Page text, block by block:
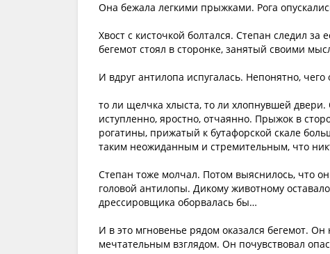
Она бежала легкими прыжками. Рога
Хвост с кисточкой болтался. Степан следил
бегемот стоял в сторонке, занятый своими
И вдруг антилопа испугалась. Непонятно, чего
то ли щелчка хлыста, то ли хлопнувшей двери.
иступленно, яростно, отчаянно. Прыжок в
рогатины, прижатый к бутафорской скале
таким неожиданным и стремительным, что
Степан тоже молчал. Потом выяснилось, что
головой антилопы. Дикому животному
дрессировщика оборвалась бы…
И в это мгновенье рядом оказался бегемот.
мечтательным взглядом. Он почувствовал